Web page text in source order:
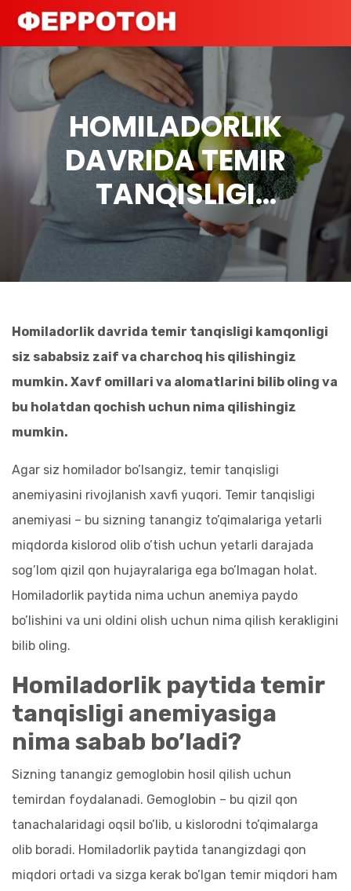
HOMILADORLIK
DAVRIDA TEMIR
TANQISLIGI
KAMQONLIGI: OLDINI
OLISH BO’YICHA
Homiladorlik davrida temir tanqisligi kamqonligi
siz sababsiz zaif va charchoq his qilishingiz
mumkin. Xavf omillari va alomatlarini bilib oling va
bu holatdan qochish uchun nima qilishingiz
mumkin.
Agar siz homilador bo’lsangiz, temir tanqisligi
anemiyasini rivojlanish xavfi yuqori. Temir tanqisligi
anemiyasi – bu sizning tanangiz to’qimalariga yetarli
miqdorda kislorod olib o’tish uchun yetarli darajada
sog’lom qizil qon hujayralariga ega bo’lmagan holat.
Homiladorlik paytida nima uchun anemiya paydo
bo’lishini va uni oldini olish uchun nima qilish kerakligini
bilib oling.
Homiladorlik paytida temir
tanqisligi anemiyasiga
nima sabab bo’ladi?
Sizning tanangiz gemoglobin hosil qilish uchun
temirdan foydalanadi. Gemoglobin – bu qizil qon
tanachalaridagi oqsil bo’lib, u kislorodni to’qimalarga
olib boradi. Homiladorlik paytida tanangizdagi qon
miqdori ortadi va sizga kerak bo’lgan temir miqdori ham